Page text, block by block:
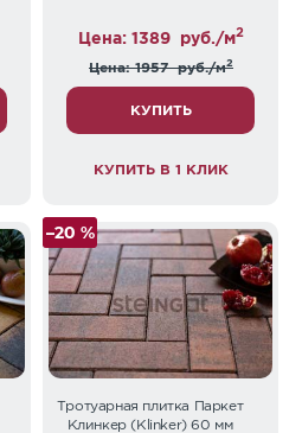
Цена: 1389 руб./м2
Цена: 1957руб./м2
КУПИТЬ
КУПИТЬ В 1 КЛИК
–20 %
Тротуарная плитка Паркет
Клинкер (Klinker) 60 мм